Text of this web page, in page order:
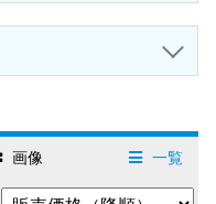
画像 一覧